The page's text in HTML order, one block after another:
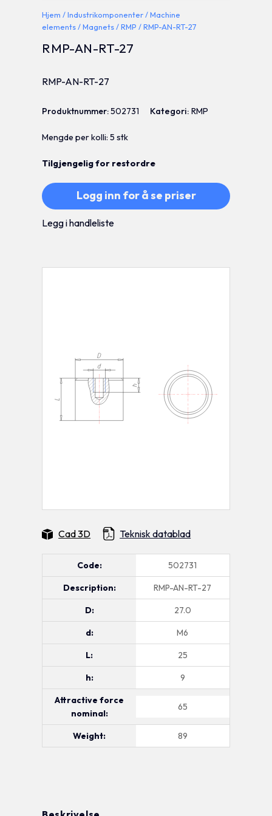
Hjem /Industrikomponenter/Machine
elements/Magnets/RMP / RMP-AN-RT-27
RMP-AN-RT-27
RMP-AN-RT-27
Produktnummer:502731 Kategori:RMP
Mengde per kolli: 5 stk
Tilgjengelig for restordre
Logg inn for å se priser
Legg i handleliste
Code: 502731
Description: RMP-AN-RT-27
D: 27.0
d: M6
L: 25
h: 9
Attractive force
nominal:
65
Weight: 89
Cad 3D Teknisk datablad